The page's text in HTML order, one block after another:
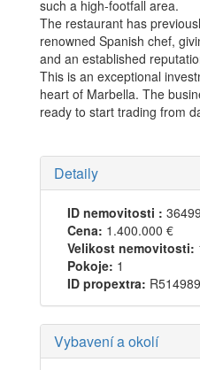
such a high-footfall area.
The restaurant has
renowned Spanish chef,
‌and ‌an ‌established
This ‌is ‌an exceptional
heart ‌of ‌Marbella. ‌The
ready ‌to ‌start ‌trading ‌from
Detaily
ID nemovitosti :
Cena: 1.400.000 €
Velikost nemovitosti:
Pokoje: 1
ID propextra:
Vybavení a okolí